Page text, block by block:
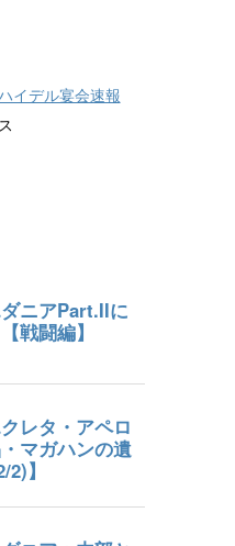
イデル宴会速報